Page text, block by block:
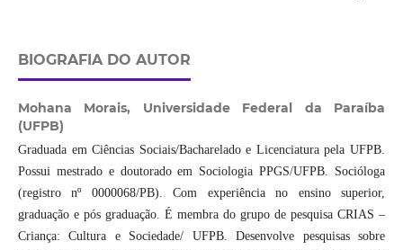
BIOGRAFIA DO AUTOR
Mohana Morais, Universidade Federal da Paraíba
(UFPB)
Graduada em Ciências Sociais/Bacharelado e Licenciatura pela UFPB.
Possui mestrado e doutorado em Sociologia PPGS/UFPB. Socióloga
(registro nº 0000068/PB). Com experiência no ensino superior,
graduação e pós graduação. É membra do grupo de pesquisa CRIAS –
Criança: Cultura e Sociedade/ UFPB. Desenvolve pesquisas sobre